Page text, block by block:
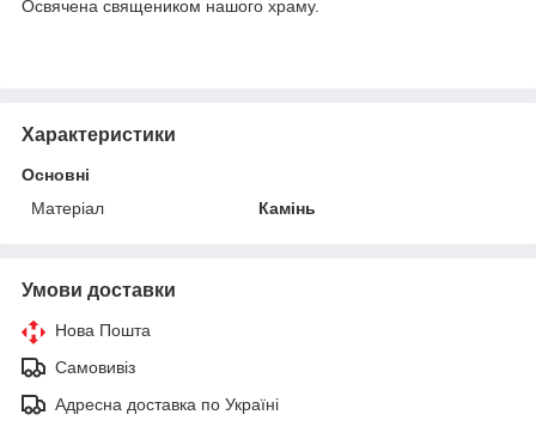
Освячена священиком нашого храму.
Характеристики
Основні
Матеріал
Камінь
Умови доставки
Нова Пошта
Самовивіз
Адресна доставка по Україні